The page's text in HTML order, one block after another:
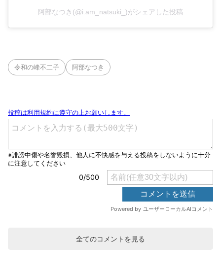
阿部なつき(@i.am_natsuki_)がシェアした投稿
令和の峰不二子 阿部なつき
全てのコメントを見る